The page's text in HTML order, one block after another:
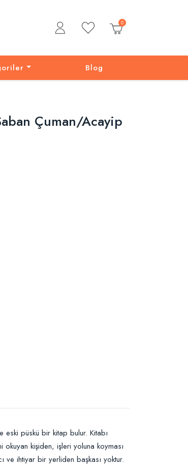
0
Blog
Çuman/Acayip
eski püskü bir kitap bulur. Kitabı
kişiden, işleri yoluna koyması
ve ihtiyar bir yerliden başkası yoktur.